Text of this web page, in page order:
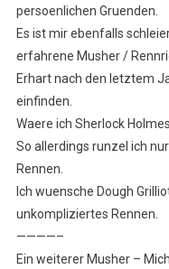
persoenlichen Gruenden.
Es ist mir ebenfalls
erfahrene Musher /
Erhart nach den letztem
einfinden.
Waere ich Sherlock
So allerdings runzel ich
Rennen.
Ich wuensche Dough
unkompliziertes Rennen.
————–
Ein weiterer Musher –